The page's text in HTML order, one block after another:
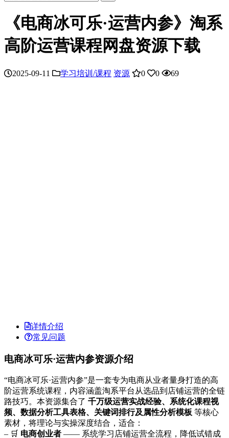
《电商冰可乐·运营内参》淘系
高阶运营课程网盘资源下载
2025-09-11 学习培训/课程 资源 0 0 69
详情介绍
常见问题
电商冰可乐·运营内参资源介绍
“电商冰可乐·运营内参”是一套专为电商从业者量身打造的高
阶运营系统课程，内容涵盖淘系平台从选品到店铺运营的全链
路技巧。本资源集合了 千万级运营实战经验、系统化课程视
频、数据分析工具表格、关键词排行及属性分析模板 等核心
素材，将理论与实操深度结合，适合：
– 🛒 电商创业者 —— 系统学习店铺运营全流程，降低试错成